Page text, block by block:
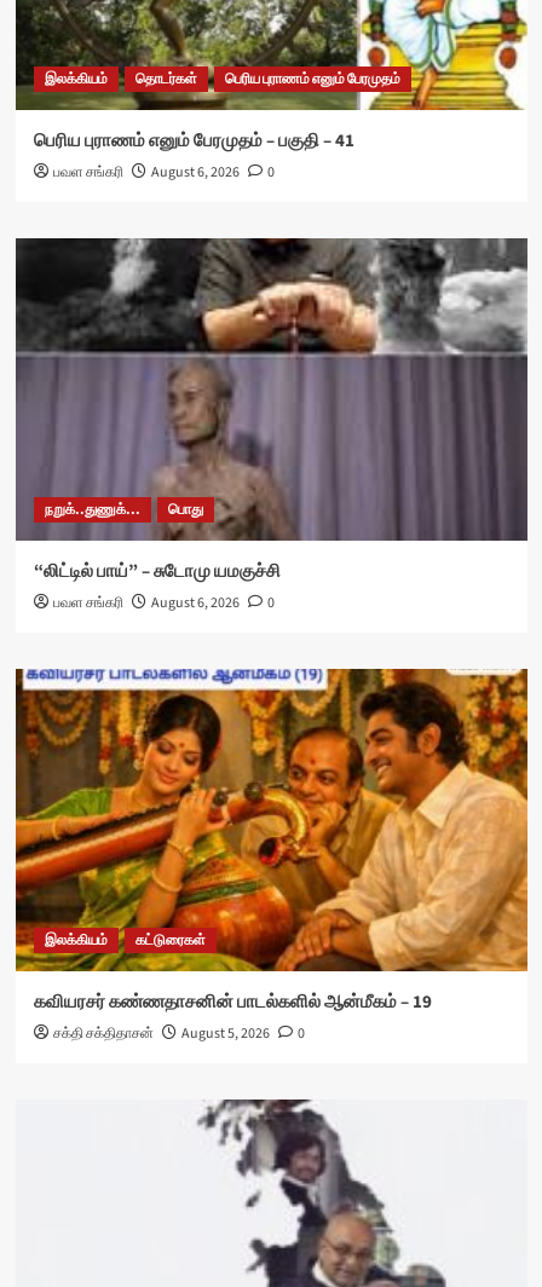
இலக்கியம் தொடர்கள் பெரிய புராணம் எனும் பேரமுதம்
பெரிய புராணம் எனும் பேரமுதம் – பகுதி – 41
பவள சங்கரி August 6, 2026 0
நறுக்..துணுக்... பொது
“லிட்டில் பாய்” – சுடோமு யமகுச்சி
பவள சங்கரி August 6, 2026 0
இலக்கியம் கட்டுரைகள்
கவியரசர் கண்ணதாசனின் பாடல்களில் ஆன்மீகம் – 19
சக்தி சக்திதாசன் August 5, 2026 0